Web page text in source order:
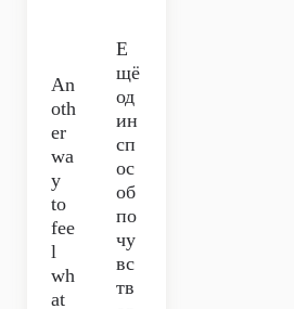
An
oth
er
wa
y
to
fee
l
wh
at
Е
щё
од
ин
сп
ос
об
по
чу
вс
тв